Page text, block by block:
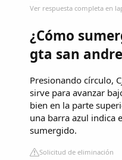
Ver respuesta completa en
¿Cómo
gta san
Presionando círculo,
sirve para avanzar
bien en la parte
una barra azul indica
sumergido.
Solicitud de eliminación